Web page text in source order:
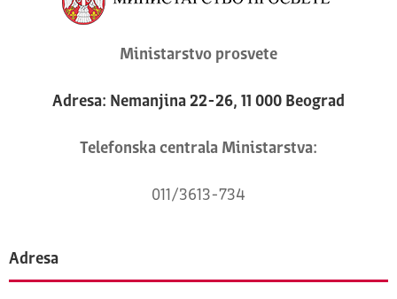
Ministarstvo prosvete
Adresa: Nemanjina 22-26, 11 000 Beograd
Telefonska centrala Ministarstva:
011/3613-734
Adresa